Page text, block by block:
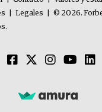
Legales
© 2026.